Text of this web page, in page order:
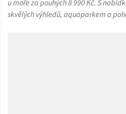
u moře za pouhých 8 990 Kč. S
skvělých výhledů, aquaparkem a